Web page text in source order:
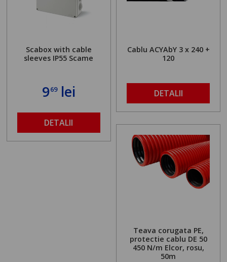
Scabox with cable
sleeves IP55 Scame
969lei
DETALII
Cablu ACYAbY 3 x 240 +
120
DETALII
Teava corugata PE,
protectie cablu DE 50
450 N/m Elcor, rosu,
50m